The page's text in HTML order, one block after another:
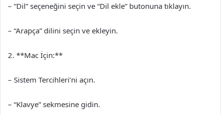
– “Dil” seçeneğini seçin ve “Dil ekle” butonuna tıklayın.
– “Arapça” dilini seçin ve ekleyin.
2. **Mac İçin:**
– Sistem Tercihleri’ni açın.
– “Klavye” sekmesine gidin.